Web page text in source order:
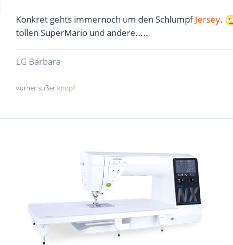
Konkret gehts immernoch um den SchlumpfJersey.
tollen SuperMario und andere.....
LG Barbara
vorher süßer knopf